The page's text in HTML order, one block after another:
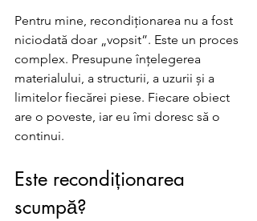
Pentru mine, recondiționarea nu a fost
niciodată doar „vopsit”. Este un proces
complex. Presupune înțelegerea
materialului, a structurii, a uzurii și a
limitelor fiecărei piese. Fiecare obiect
are o poveste, iar eu îmi doresc să o
continui.
Este recondiționarea
scumpă?